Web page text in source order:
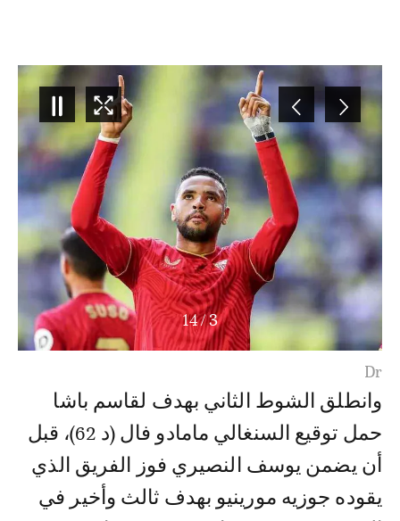
4
/
14
وانطلق الشوط الثاني بهدف لقاسم باشا
حمل توقيع السنغالي مامادو فال (د 62)، قبل
أن يضمن يوسف النصيري فوز الفريق الذي
يقوده جوزيه مورينيو بهدف ثالث وأخير في
الدقيقة 71، مستفيدا من تمريرة حاسمة من